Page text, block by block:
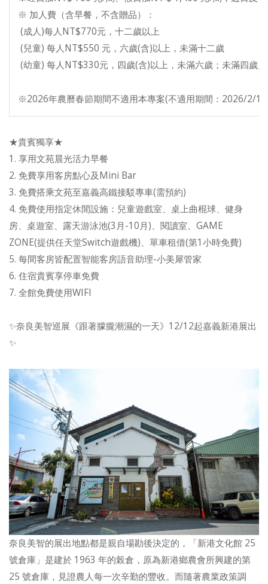
※ 加人費（含早餐，不含贈品）：
(成人)每人NT$770元，十二歲以上
(兒童) 每人NT$550 元，六歲(含)以上，未滿十二歲
(幼童) 每人NT$330元，四歲(含)以上，未滿六歲；未滿四歲
※2026年農曆春節期間不適用本專案(不適用期間：2026/2/
★貴賓獨享★
1. 享用文苑晨光活力早餐
2. 免費享用客房點心及Mini Bar
3. 免費搭乘文苑至嘉義高鐵接駁專車(需預約)
4. 免費使用指定休閒設施：兒童遊戲室、桌上曲棍球、健身
房、桌遊室、露天游泳池(3月-10月)、閱讀室、GAME
ZONE(提供任天堂Switch遊戲機)、單車租借(第1小時免費)
5. 每間客房皆配置智能客房語音助理-小美犀管家
6. 住宿貴賓享停車免費
7. 全館免費使用WIFI
✨奈良美智巡展《跟著朦朧潮濕的一天》12/12起嘉義新港展出
✨
奈良美智的展出地點都是親自場勘後決定的，「新港文化館 25
號倉庫」是建於 1963 年的榖倉，原為新港鄉農會所興建的第
25 號倉庫，見證農人每一次辛勤的豐收。而隨著農業政策調